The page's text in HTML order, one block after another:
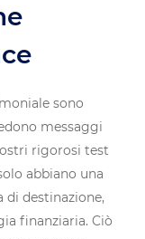
sono
messaggi
rigorosi test
abbiano una
di destinazione,
finanziaria. Ciò